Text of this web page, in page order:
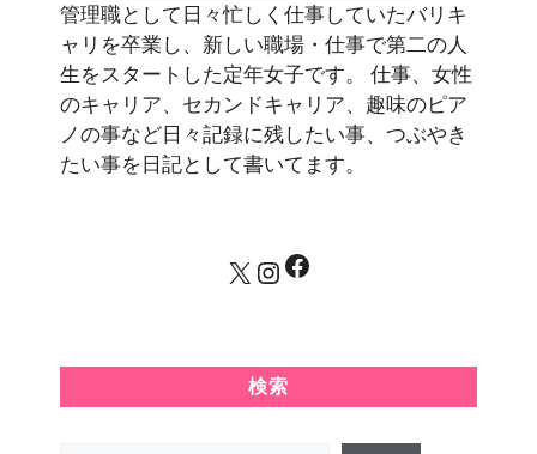
管理職として日々忙しく仕事していたバリキ
ャリを卒業し、新しい職場・仕事で第二の人
生をスタートした定年女子です。 仕事、女性
のキャリア、セカンドキャリア、趣味のピア
ノの事など日々記録に残したい事、つぶやき
たい事を日記として書いてます。
X Instagram
Facebook
検索